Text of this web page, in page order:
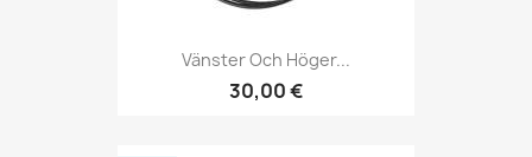
Vänster Och Höger...
30,00 €